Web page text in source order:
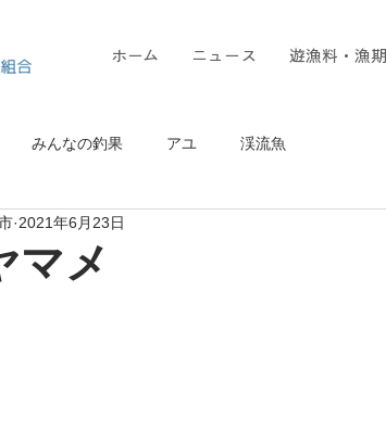
ホーム ニュース 遊漁料・漁期
みんなの釣果 アユ 渓流魚
マメ
2021年6月23日